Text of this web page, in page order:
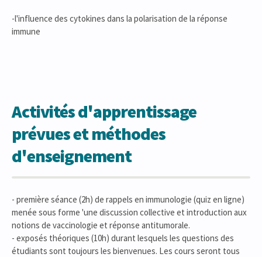
-l'influence des cytokines dans la polarisation de la réponse
immune
Activités d'apprentissage
prévues et méthodes
d'enseignement
- première séance (2h) de rappels en immunologie (quiz en ligne)
menée sous forme 'une discussion collective et introduction aux
notions de vaccinologie et réponse antitumorale.
- exposés théoriques (10h) durant lesquels les questions des
étudiants sont toujours les bienvenues. Les cours seront tous